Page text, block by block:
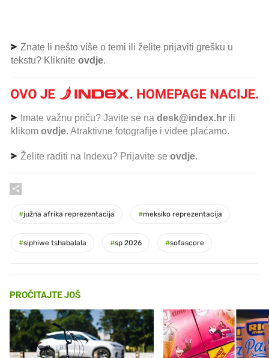
Znate li nešto više o temi ili želite prijaviti grešku u
tekstu? Kliknite ovdje.
Imate važnu priču? Javite se na desk@index.hr ili
klikom ovdje. Atraktivne fotografije i videe plaćamo.
Želite raditi na Indexu? Prijavite se ovdje.
#južna afrika reprezentacija #meksiko reprezentacija
#siphiwe tshabalala #sp 2026 #sofascore
PROČITAJTE JOŠ